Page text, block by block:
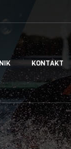
KONTAKT